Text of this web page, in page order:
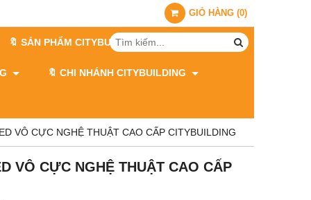
GIỎ HÀNG (0)
🔖 SẢN PHẨM CITYBUILDING
🔖 CHI NHÁNH CITYBUILDING
VÔ CỰC NGHỆ THUẬT CAO CẤP CITYBUILDING
VÔ CỰC NGHỆ THUẬT CAO CẤP